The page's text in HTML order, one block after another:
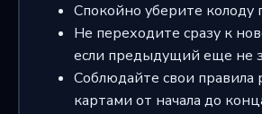
Спокойно уберите колоду
Не переходите сразу к
если предыдущий еще не
Соблюдайте свои правила
картами от начала до